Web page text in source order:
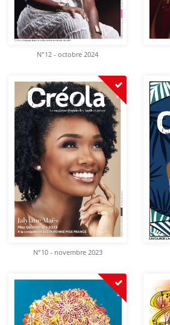
N°12 - octobre 2024
N°10 - novembre 2023